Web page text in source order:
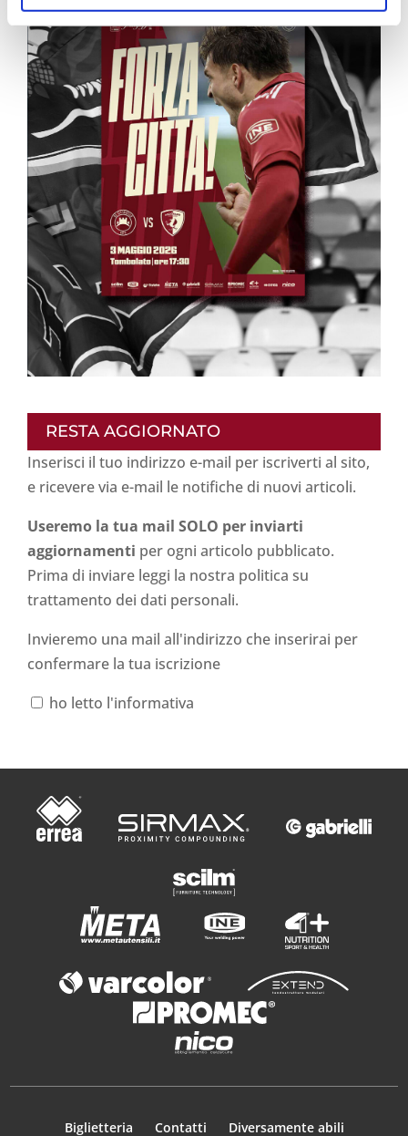
RESTA AGGIORNATO
Inserisci il tuo indirizzo e-mail per iscriverti al sito,
e ricevere via e-mail le notifiche di nuovi articoli.
Useremo la tua mail SOLO per inviarti
aggiornamenti per ogni articolo pubblicato.
Prima di inviare leggi la nostra politica su
trattamento dei dati personali.
Invieremo una mail all'indirizzo che inserirai per
confermare la tua iscrizione
ho letto l'informativa
Biglietteria Contatti Diversamente abili